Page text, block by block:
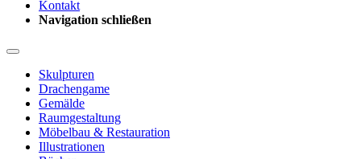
Kontakt
Navigation schließen
Skulpturen
Drachengame
Gemälde
Raumgestaltung
Möbelbau & Restauration
Illustrationen